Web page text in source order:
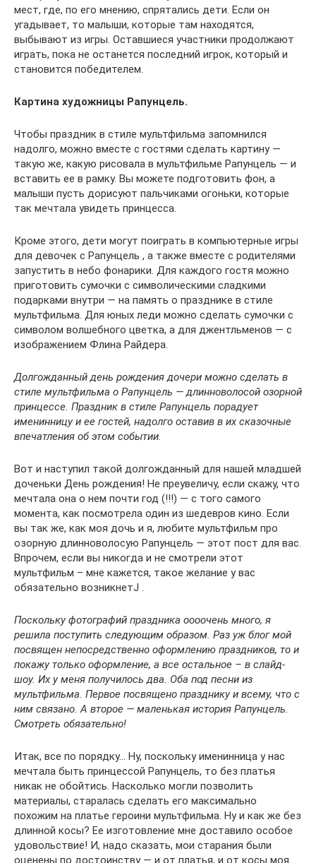
мест, где, по его мнению, спрятались дети. Если он
угадывает, то малыши, которые там находятся,
выбывают из игры. Оставшиеся участники продолжают
играть, пока не останется последний игрок, который и
становится победителем.
Картина художницы Рапунцель.
Чтобы праздник в стиле мультфильма запомнился
надолго, можно вместе с гостями сделать картину —
такую же, какую рисовала в мультфильме Рапунцель — и
вставить ее в рамку. Вы можете подготовить фон, а
малыши пусть дорисуют пальчиками огоньки, которые
так мечтала увидеть принцесса.
Кроме этого, дети могут поиграть в компьютерные игры
для девочек с Рапунцель , а также вместе с родителями
запустить в небо фонарики. Для каждого гостя можно
приготовить сумочки с символическими сладкими
подарками внутри — на память о празднике в стиле
мультфильма. Для юных леди можно сделать сумочки с
символом волшебного цветка, а для джентльменов — с
изображением Флина Райдера.
Долгожданный день рождения дочери можно сделать в
стиле мультфильма о Рапунцель — длинноволосой озорной
принцессе. Праздник в стиле Рапунцель порадует
именинницу и ее гостей, надолго оставив в их сказочные
впечатления об этом событии.
Вот и наступил такой долгожданный для нашей младшей
доченьки День рождения! Не преувеличу, если скажу, что
мечтала она о нем почти год (!!!) — с того самого
момента, как посмотрела один из шедевров кино. Если
вы так же, как моя дочь и я, любите мультфильм про
озорную длинноволосую Рапунцель — этот пост для вас.
Впрочем, если вы никогда и не смотрели этот
мультфильм – мне кажется, такое желание у вас
обязательно возникнетJ .
Поскольку фотографий праздника оооочень много, я
решила поступить следующим образом. Раз уж блог мой
посвящен непосредственно оформлению праздников, то и
покажу только оформление, а все остальное – в слайд-
шоу. Их у меня получилось два. Оба под песни из
мультфильма. Первое посвящено празднику и всему, что с
ним связано. А второе — маленькая история Рапунцель.
Смотреть обязательно!
Итак, все по порядку… Ну, поскольку именинница у нас
мечтала быть принцессой Рапунцель, то без платья
никак не обойтись. Насколько могли позволить
материалы, старалась сделать его максимально
похожим на платье героини мультфильма. Ну и как же без
длинной косы? Ее изготовление мне доставило особое
удовольствие! И, надо сказать, мои старания были
оценены по достоинству — и от платья, и от косы моя